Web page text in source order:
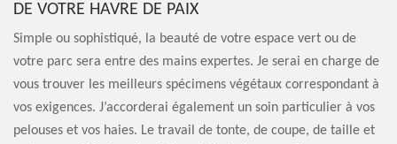
DE VOTRE HAVRE DE PAIX
Simple ou sophistiqué, la beauté de votre espace vert ou de
votre parc sera entre des mains expertes. Je serai en charge de
vous trouver les meilleurs spécimens végétaux correspondant à
vos exigences. J’accorderai également un soin particulier à vos
pelouses et vos haies. Le travail de tonte, de coupe, de taille et